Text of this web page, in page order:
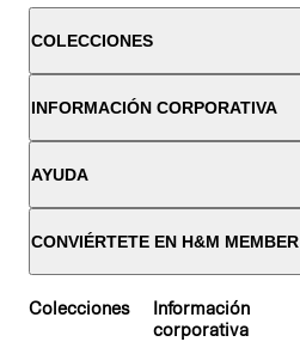
COLECCIONES
INFORMACIÓN CORPORATIVA
AYUDA
CONVIÉRTETE EN H&M MEMBER
Colecciones
Información
corporativa